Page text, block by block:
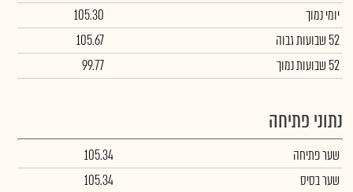
יומי נמוך
105.30
52 שבועות גבוה
105.67
52 שבועות נמוך
99.77
נתוני פתיחה
שער פתיחה
105.34
שער בסיס
105.34